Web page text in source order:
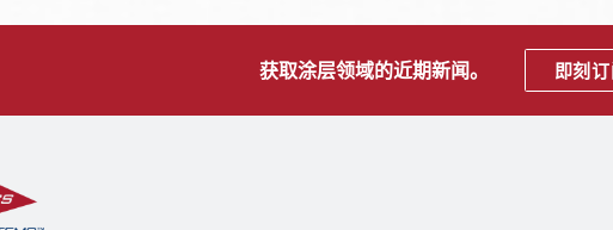
获取涂层领域的近期新闻。 即刻